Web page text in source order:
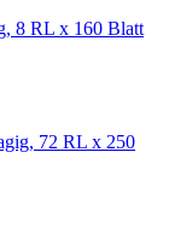
8 RL x 160 Blatt
72 RL x 250